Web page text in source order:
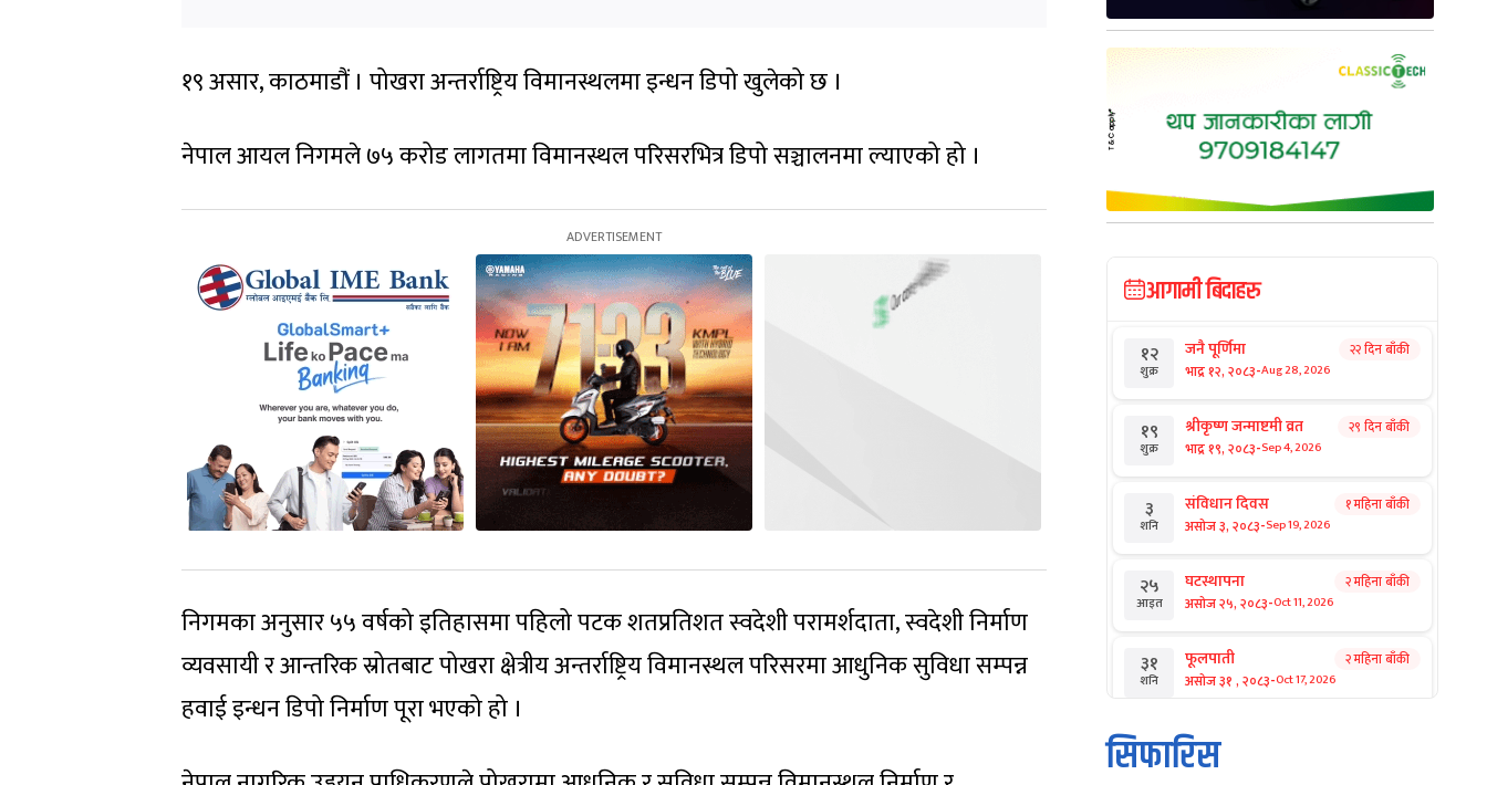
१९ असार, काठमाडौं । पोखरा अन्तर्राष्ट्रिय विमानस्थलमा इन्धन डिपो खुलेको छ ।
नेपाल आयल निगमले ७५ करोड लागतमा विमानस्थल परिसरभित्र डिपो सञ्चालनमा ल्याएको हो ।
निगमका अनुसार ५५ वर्षको इतिहासमा पहिलो पटक शतप्रतिशत स्वदेशी परामर्शदाता, स्वदेशी निर्माण
व्यवसायी र आन्तरिक स्रोतबाट पोखरा क्षेत्रीय अन्तर्राष्ट्रिय विमानस्थल परिसरमा आधुनिक सुविधा सम्पन्न
हवाई इन्धन डिपो निर्माण पूरा भएको हो ।
आगामी बिदाहरु
१२
शुक्र
जनै पूर्णिमा
भाद्र १२, २०८३-Aug 28, 2026
२२ दिन बाँकी
१९
शुक्र
श्रीकृष्ण जन्माष्टमी व्रत
भाद्र १९, २०८३-Sep 4, 2026
२९ दिन बाँकी
३
शनि
संविधान दिवस
असोज ३, २०८३-Sep 19, 2026
१ महिना बाँकी
२५
आइत
घटस्थापना
असोज २५, २०८३-Oct 11, 2026
२ महिना बाँकी
३१
शनि
फूलपाती
असोज ३१ , २०८३-Oct 17, 2026
२ महिना बाँकी
१
आइत
कार्तिक सङ्क्रान्ति
कार्तिक १, २०८३
सिफारिस